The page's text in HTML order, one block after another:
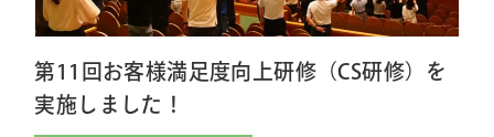
第11回お客様満足度向上研修（CS研修）を
実施しました！